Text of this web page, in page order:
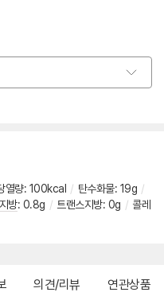
열량: 100kcal / 탄수화물: 19g /
방: 0.8g / 트랜스지방: 0g / 콜레
의견/리뷰 연관상품